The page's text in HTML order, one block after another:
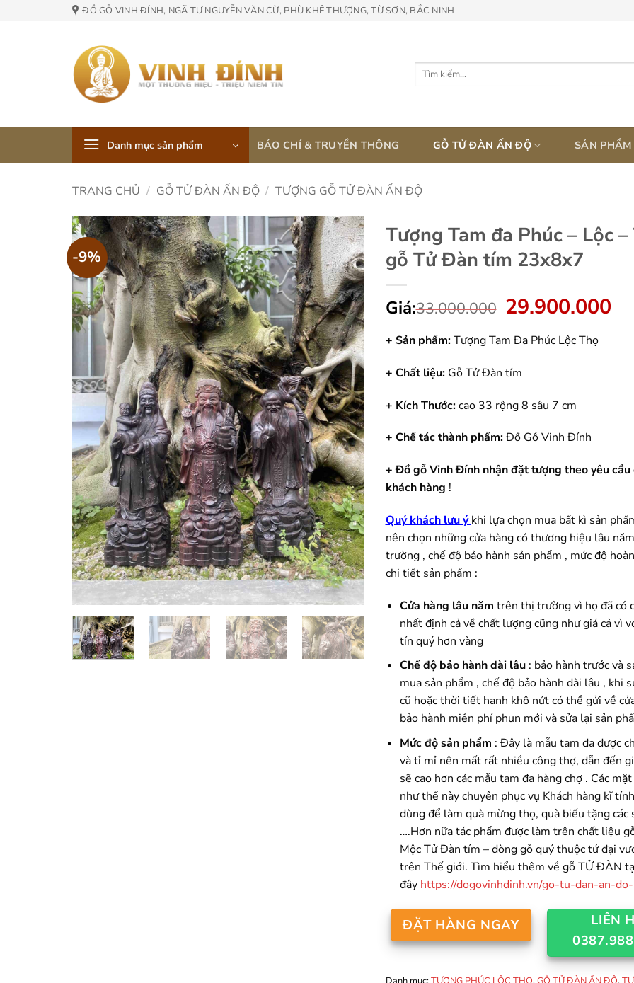
ĐỒ GỖ VINH ĐÍNH, NGÃ TƯ NGUYỄN VĂN CỪ, PHÙ KHÊ THƯỢNG, TỪ SƠN, BẮC NINH
Tìm
Danh mục sản phẩm BÁO CHÍ & TRUYỀN THÔNG GỖ TỬ ĐÀN ẤN ĐỘ SẢN PHẨM
TRANG CHỦ / GỖ TỬ ĐÀN ẤN ĐỘ / TƯỢNG GỖ TỬ ĐÀN ẤN ĐỘ
-9%
Tượng Tam đa Phúc – Lộc
gỗ Tử Đàn tím 23x8x7
Giá:33.000.000 Giá
gốc
là:
29.900.000
+ Sản phẩm:Tượng Tam Đa Phúc Lộc Thọ
+ Chất liệu: Gỗ Tử Đàn tím
+ Kích Thước:cao 33 rộng 8 sâu 7 cm
+ Chế tác thành phẩm:Đồ Gỗ Vinh Đính
+ Đồ gỗ Vinh Đính nhận đặt tượng theo yêu cầu
khách hàng !
Quý khách lưu ý khi lựa chọn mua bất kì sản
nên chọn những cửa hàng có thương hiệu lâu
trường , chế độ bảo hành sản phẩm , mức độ
chi tiết sản phẩm :
Cửa hàng lâu năm trên thị trường vì họ đã có
nhất định cả về chất lượng cũng như giá cả vì
tín quý hơn vàng
Chế độ bảo hành dài lâu : bảo hành trước và
mua sản phẩm , chế độ bảo hành dài lâu , khi
cũ hoặc thời tiết hanh khô nứt có thể gửi về
bảo hành miễn phí phun mới và sửa lại sản
Mức độ sản phẩm : Đây là mẫu tam đa được
và tỉ mỉ nên mất rất nhiều công thợ, dẫn đến
sẽ cao hơn các mẫu tam đa hàng chợ . Các
như thế này chuyên phục vụ Khách hàng kĩ
dùng để làm quà mừng thọ, quà biếu tặng các
….Hơn nữa tác phẩm được làm trên chất liệu
Mộc Tử Đàn tím – dòng gỗ quý thuộc tứ đại
trên Thế giới. Tìm hiểu thêm về gỗ TỬ ĐÀN
đây https://dogovinhdinh.vn/go-tu-dan-an-
ĐẶT HÀNG NGAY
LIÊN